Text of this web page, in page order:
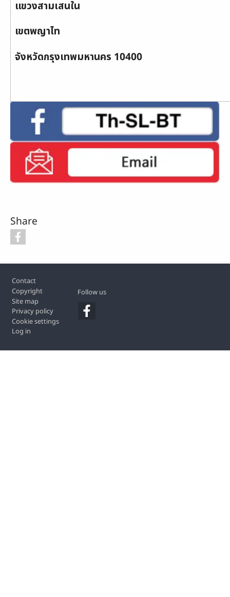
แขวงสามเสนใน
เขตพญาไท
จังหวัดกรุงเทพมหานคร 10400
Share
Contact
Copyright
Site map
Privacy policy
Cookie settings
Log in
Follow us